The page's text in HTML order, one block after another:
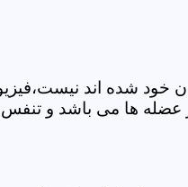
شده اند
ها می باشد و تنفس